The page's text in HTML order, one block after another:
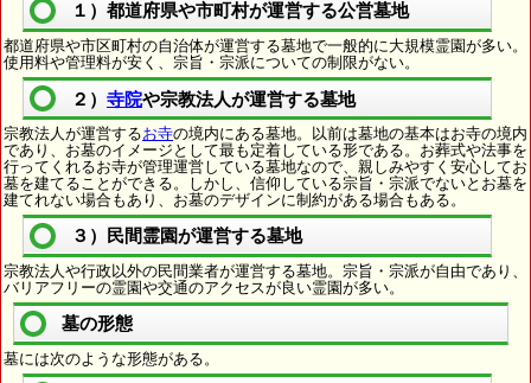
１）都道府県や市町村が運営する公営墓地
都道府県や市区町村の自治体が運営する墓地で一般的に大規模霊園が多い。
使用料や管理料が安く、宗旨・宗派についての制限がない。
２） 寺院や宗教法人が運営する墓地
宗教法人が運営するお寺の境内にある墓地。以前は墓地の基本はお寺の境内
であり、お墓のイメージとして最も定着している形である。お葬式や法事を
行ってくれるお寺が管理運営している墓地なので、親しみやすく安心してお
墓を建てることができる。しかし、信仰している宗旨・宗派でないとお墓を
建てれない場合もあり、お墓のデザインに制約がある場合もある。
３）民間霊園が運営する墓地
宗教法人や行政以外の民間業者が運営する墓地。宗旨・宗派が自由であり、
バリアフリーの霊園や交通のアクセスが良い霊園が多い。
墓の形態
墓には次のような形態がある。